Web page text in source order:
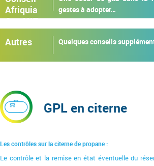
Afriquia
Gaz N°7
gestes à adopter…
Autres Quelques conseils
GPL en citerne
Les contrôles sur la citerne de propane :
Le contrôle et la remise en état éventuelle du